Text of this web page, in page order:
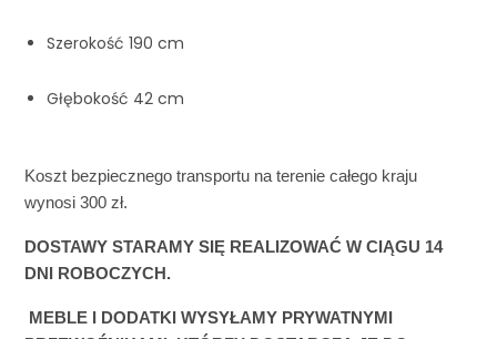
Szerokość 190 cm
Głębokość 42 cm
Koszt bezpiecznego transportu na terenie całego kraju
wynosi 300 zł.
DOSTAWY STARAMY SIĘ REALIZOWAĆ W CIĄGU 14
DNI ROBOCZYCH.
MEBLE I DODATKI WYSYŁAMY PRYWATNYMI